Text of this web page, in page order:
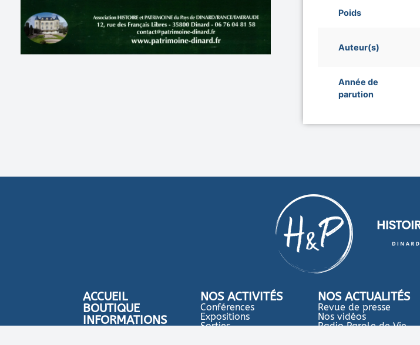
Poids
Auteur(s)
Année de
parution
ACCUEIL
BOUTIQUE
INFORMATIONS
NOS ACTIVITÉS
Conférences
Expositions
Sorties
NOS ACTUALITÉS
Revue de presse
Nos vidéos
Radio Parole de Vie